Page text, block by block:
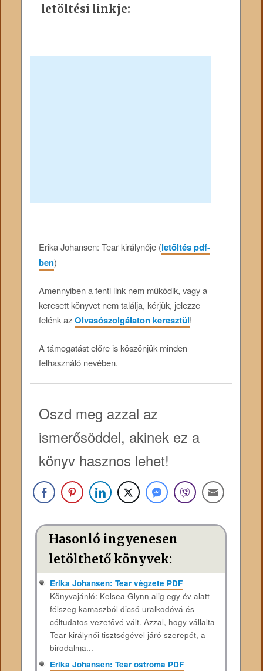
letöltési linkje:
Erika Johansen: Tear ​királynője (letöltés pdf-
ben)
Amennyiben a fenti link nem működik, vagy a
keresett könyvet nem találja, kérjük, jelezze
felénk azOlvasószolgálaton keresztül!
A támogatást előre is köszönjük minden
felhasználó nevében.
Oszd meg azzal az
ismerősöddel, akinek ez a
könyv hasznos lehet!
Hasonló ingyenesen
letölthető könyvek:
Erika Johansen: Tear ​végzete PDF
Könyvajánló: Kelsea Glynn alig egy év alatt
félszeg kamaszból dicső uralkodóvá és
céltudatos vezetővé vált. Azzal, hogy vállalta
Tear királynői tisztségével járó szerepét, a
birodalma...
Erika Johansen: Tear ​ostroma PDF